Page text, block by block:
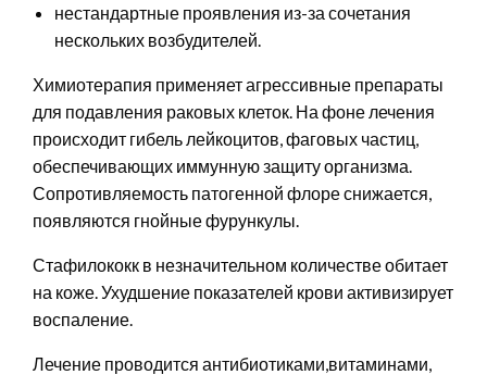
нестандартные проявления из-за сочетания
нескольких возбудителей.
Химиотерапия применяет агрессивные препараты
для подавления раковых клеток. На фоне лечения
происходит гибель лейкоцитов, фаговых частиц,
обеспечивающих иммунную защиту организма.
Сопротивляемость патогенной флоре снижается,
появляются гнойные фурункулы.
Стафилококк в незначительном количестве обитает
на коже. Ухудшение показателей крови активизирует
воспаление.
Лечение проводится антибиотиками,витаминами,